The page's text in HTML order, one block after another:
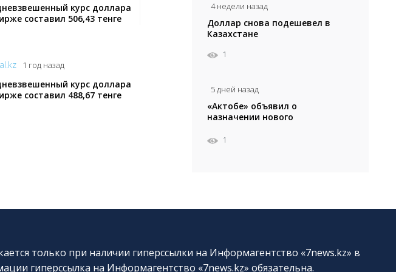
курс доллара
составил 506,43 тенге
1 год назад
курс доллара
составил 488,67 тенге
4 недели назад
Доллар снова подешевел в
Казахстане
1
5 дней назад
«Актобе» объявил о
назначении нового
1
только при наличии гиперссылки на Информагентство «7news.kz» в
гиперссылка на Информагентство «7news.kz» обязательна.